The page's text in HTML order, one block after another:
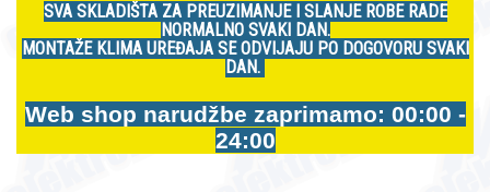
SVA SKLADIŠTA ZA PREUZIMANJE I SLANJE ROBE RADE
NORMALNO SVAKI DAN.
MONTAŽE KLIMA UREĐAJA SE ODVIJAJU PO DOGOVORU SVAKI
DAN.
Web shop narudžbe zaprimamo: 00:00 -
24:00